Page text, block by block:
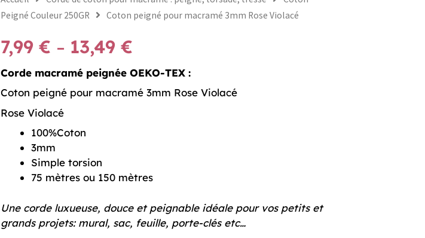
Peigné Couleur 250GR
Coton peigné pour macramé 3mm Rose Violacé
7,99€ – 13,49€
prix :
7,99 €
Corde macramé peignée OEKO-TEX :
Coton peigné pour macramé 3mm Rose Violacé
Rose Violacé
100%Coton
3mm
Simple torsion
75 mètres ou 150 mètres
Une corde luxueuse, douce et peignable idéale pour vos petits et
grands projets: mural, sac, feuille, porte-clés etc…